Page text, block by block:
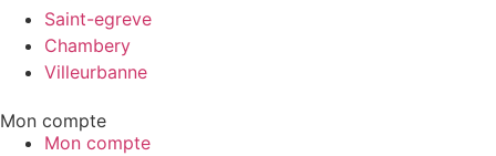
Saint-egreve
Chambery
Villeurbanne
Mon compte
Mon compte